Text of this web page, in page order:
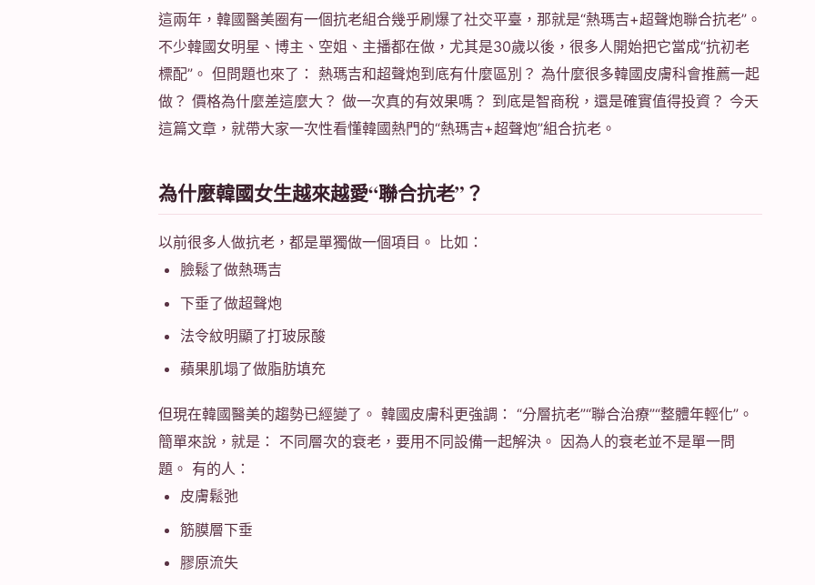
這兩年，韓國醫美圈有一個抗老組合幾乎刷爆了社交平臺，那就是“熱瑪吉+超聲炮聯合抗老”。
不少韓國女明星、博主、空姐、主播都在做，尤其是30歲以後，很多人開始把它當成“抗初老
標配”。 但問題也來了： 熱瑪吉和超聲炮到底有什麼區別？ 為什麼很多韓國皮膚科會推薦一起
做？ 價格為什麼差這麼大？ 做一次真的有效果嗎？ 到底是智商稅，還是確實值得投資？ 今天
這篇文章，就帶大家一次性看懂韓國熱門的“熱瑪吉+超聲炮”組合抗老。
為什麼韓國女生越來越愛“聯合抗老”？
以前很多人做抗老，都是單獨做一個項目。 比如：
臉鬆了做熱瑪吉
下垂了做超聲炮
法令紋明顯了打玻尿酸
蘋果肌塌了做脂肪填充
但現在韓國醫美的趨勢已經變了。 韓國皮膚科更強調： “分層抗老”“聯合治療”“整體年輕化”。
簡單來說，就是： 不同層次的衰老，要用不同設備一起解決。 因為人的衰老並不是單一問
題。 有的人：
皮膚鬆弛
筋膜層下垂
膠原流失